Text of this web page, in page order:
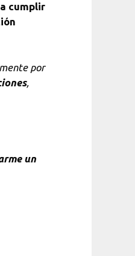
cumplir
por
,
un